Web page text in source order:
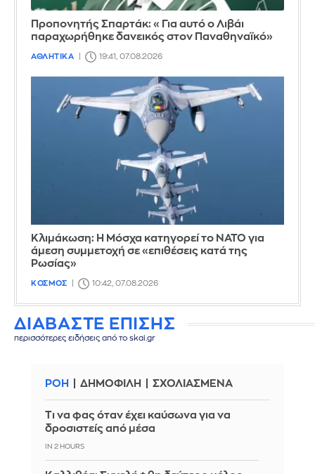
Προπονητής Σπαρτάκ: «Για αυτό ο Λιβάι
παραχωρήθηκε δανεικός στον Παναθηναϊκό»
ΑΘΛΗΤΙΚΑ 19:41, 07.08.2026
Κλιμάκωση: Η Μόσχα κατηγορεί το ΝΑΤΟ για
άμεση συμμετοχή σε «επιθέσεις κατά της
Ρωσίας»
ΚΟΣΜΟΣ 10:42, 07.08.2026
ΔΙΑΒΑΣΤΕ ΕΠΙΣΗΣ
περισσότερες ειδήσεις από το skai.gr
ΡΟΗ ΔΗΜΟΦΙΛΗ ΣΧΟΛΙΑΣΜΕΝΑ
Τι να φας όταν έχει καύσωνα για να
δροσιστείς από μέσα
IN 2 HOURS